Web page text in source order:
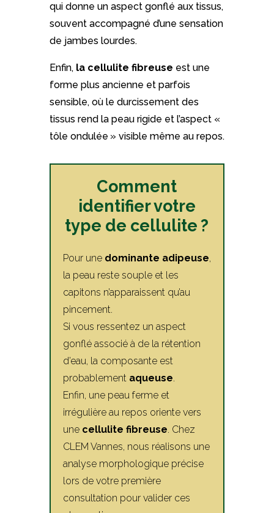
qui donne un aspect gonflé aux tissus,
souvent accompagné d’une sensation
de jambes lourdes.
Enfin, la cellulite fibreuse est une
forme plus ancienne et parfois
sensible, où le durcissement des
tissus rend la peau rigide et l’aspect «
tôle ondulée » visible même au repos.
Comment
identifier votre
type de cellulite ?
Pour une dominante adipeuse,
la peau reste souple et les
capitons n’apparaissent qu’au
pincement.
Si vous ressentez un aspect
gonflé associé à de la rétention
d’eau, la composante est
probablement aqueuse.
Enfin, une peau ferme et
irrégulière au repos oriente vers
une cellulite fibreuse. Chez
CLEM Vannes, nous réalisons une
analyse morphologique précise
lors de votre première
consultation pour valider ces